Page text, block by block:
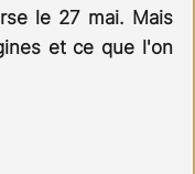
le 27 mai. Mais
et ce que l'on